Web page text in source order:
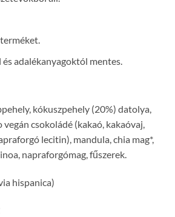
adalékanyagoktól mentes.
kókuszpehely (20%) datolya,
csokoládé (kakaó, kakaóvaj,
lecitin), mandula, chia mag*,
napraforgómag, fűszerek.
hispanica)